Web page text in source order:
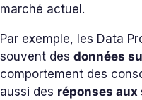
marché actuel.
Par exemple, les Data
souvent des données
comportement des
aussi des réponses aux